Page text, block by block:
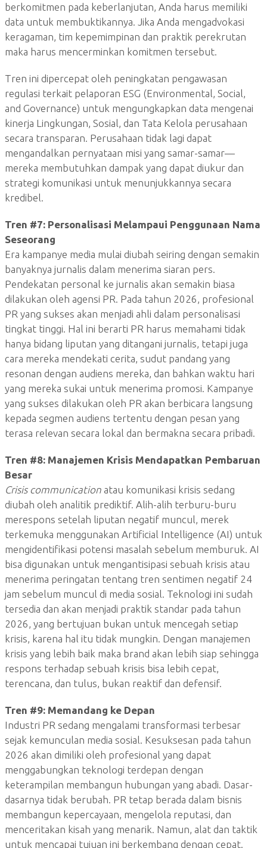
berkomitmen pada keberlanjutan, Anda harus memiliki
data untuk membuktikannya. Jika Anda mengadvokasi
keragaman, tim kepemimpinan dan praktik perekrutan
maka harus mencerminkan komitmen tersebut.
Tren ini dipercepat oleh peningkatan pengawasan
regulasi terkait pelaporan ESG (Environmental, Social,
and Governance) untuk mengungkapkan data mengenai
kinerja Lingkungan, Sosial, dan Tata Kelola perusahaan
secara transparan. Perusahaan tidak lagi dapat
mengandalkan pernyataan misi yang samar-samar—
mereka membutuhkan dampak yang dapat diukur dan
strategi komunikasi untuk menunjukkannya secara
kredibel.
Tren #7: Personalisasi Melampaui Penggunaan Nama
Seseorang
Era kampanye media mulai diubah seiring dengan semakin
banyaknya jurnalis dalam menerima siaran pers.
Pendekatan personal ke jurnalis akan semakin biasa
dilakukan oleh agensi PR. Pada tahun 2026, profesional
PR yang sukses akan menjadi ahli dalam personalisasi
tingkat tinggi. Hal ini berarti PR harus memahami tidak
hanya bidang liputan yang ditangani jurnalis, tetapi juga
cara mereka mendekati cerita, sudut pandang yang
resonan dengan audiens mereka, dan bahkan waktu hari
yang mereka sukai untuk menerima promosi. Kampanye
yang sukses dilakukan oleh PR akan berbicara langsung
kepada segmen audiens tertentu dengan pesan yang
terasa relevan secara lokal dan bermakna secara pribadi.
Tren #8: Manajemen Krisis Mendapatkan Pembaruan
Besar
Crisis communication atau komunikasi krisis sedang
diubah oleh analitik prediktif. Alih-alih terburu-buru
merespons setelah liputan negatif muncul, merek
terkemuka menggunakan Artificial Intelligence (AI) untuk
mengidentifikasi potensi masalah sebelum memburuk. AI
bisa digunakan untuk mengantisipasi sebuah krisis atau
menerima peringatan tentang tren sentimen negatif 24
jam sebelum muncul di media sosial. Teknologi ini sudah
tersedia dan akan menjadi praktik standar pada tahun
2026, yang bertujuan bukan untuk mencegah setiap
krisis, karena hal itu tidak mungkin. Dengan manajemen
krisis yang lebih baik maka brand akan lebih siap sehingga
respons terhadap sebuah krisis bisa lebih cepat,
terencana, dan tulus, bukan reaktif dan defensif.
Tren #9: Memandang ke Depan
Industri PR sedang mengalami transformasi terbesar
sejak kemunculan media sosial. Kesuksesan pada tahun
2026 akan dimiliki oleh profesional yang dapat
menggabungkan teknologi terdepan dengan
keterampilan membangun hubungan yang abadi. Dasar-
dasarnya tidak berubah. PR tetap berada dalam bisnis
membangun kepercayaan, mengelola reputasi, dan
menceritakan kisah yang menarik. Namun, alat dan taktik
untuk mencapai tujuan ini berkembang dengan cepat.